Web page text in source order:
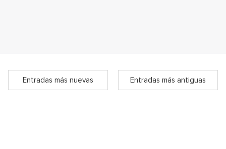
Entradas más nuevas Entradas más antiguas